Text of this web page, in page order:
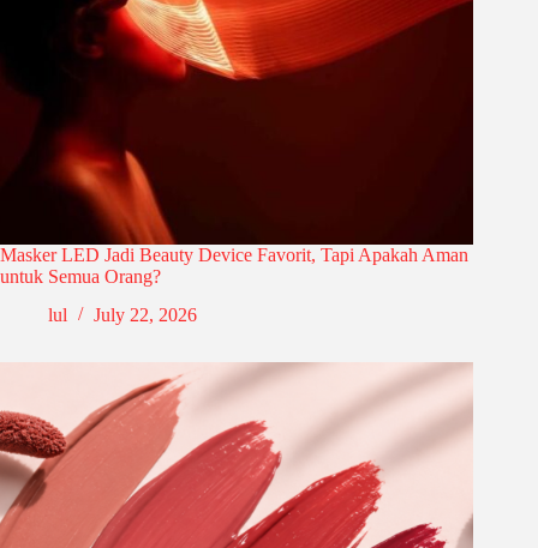
Masker LED Jadi Beauty Device Favorit, Tapi Apakah Aman
untuk Semua Orang?
lul
July 22, 2026